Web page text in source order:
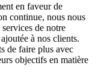
en faveur de
continue, nous nous
de notre
à nos clients.
de faire plus avec
objectifs en matière